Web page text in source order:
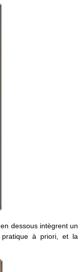
dessous intègrent un
à priori, et la